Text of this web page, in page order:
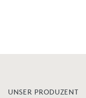
UNSER PRODUZENT